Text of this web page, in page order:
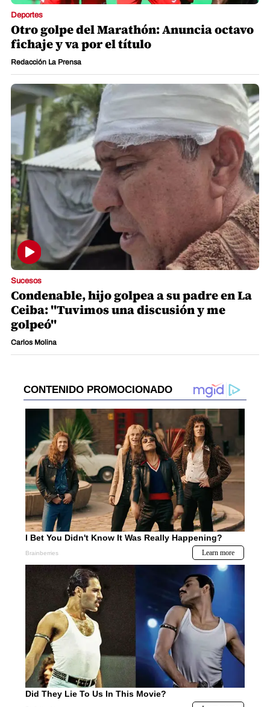
Deportes
Otro golpe del Marathón: Anuncia octavo
fichaje y va por el título
Redacción La Prensa
Sucesos
Condenable, hijo golpea a su padre en La
Ceiba: "Tuvimos una discusión y me
golpeó"
Carlos Molina